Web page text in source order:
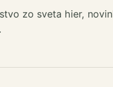
zo sveta hier,